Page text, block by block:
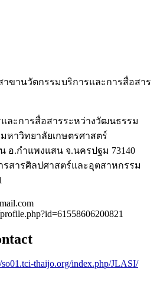
ขานวัตกรรมบริการและการสื่อสาร
ละการสื่อสารระหว่างวัฒนธรรม
าวิทยาลัยเกษตรศาสตร์
อ.กำแพงแสน จ.นครปฐม 73140
สารศิลปศาสตร์และอุตสาหกรรม
so01.tci-thaijo.org/index.php/JLASI/